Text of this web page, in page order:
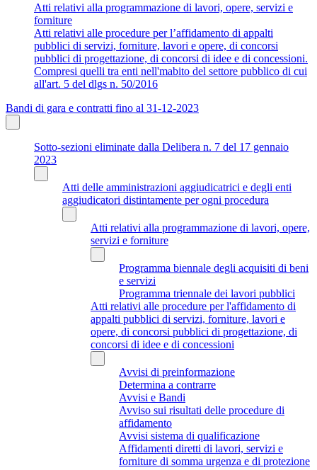
Atti relativi alla programmazione di lavori, opere, servizi e
forniture
Atti relativi alle procedure per l’affidamento di appalti
pubblici di servizi, forniture, lavori e opere, di concorsi
pubblici di progettazione, di concorsi di idee e di concessioni.
Compresi quelli tra enti nell'mabito del settore pubblico di cui
all'art. 5 del dlgs n. 50/2016
Bandi di gara e contratti fino al 31-12-2023
Sotto-sezioni eliminate dalla Delibera n. 7 del 17 gennaio
2023
Atti delle amministrazioni aggiudicatrici e degli enti
aggiudicatori distintamente per ogni procedura
Atti relativi alla programmazione di lavori, opere,
servizi e forniture
Programma biennale degli acquisiti di beni
e servizi
Programma triennale dei lavori pubblici
Atti relativi alle procedure per l'affidamento di
appalti pubblici di servizi, forniture, lavori e
opere, di concorsi pubblici di progettazione, di
concorsi di idee e di concessioni
Avvisi di preinformazione
Determina a contrarre
Avvisi e Bandi
Avviso sui risultati delle procedure di
affidamento
Avvisi sistema di qualificazione
Affidamenti diretti di lavori, servizi e
forniture di somma urgenza e di protezione